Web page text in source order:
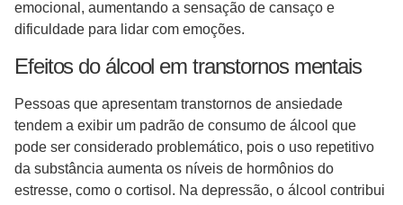
emocional, aumentando a sensação de cansaço e
dificuldade para lidar com emoções.
Efeitos do álcool em transtornos mentais
Pessoas que apresentam transtornos de ansiedade
tendem a exibir um padrão de consumo de álcool que
pode ser considerado problemático, pois o uso repetitivo
da substância aumenta os níveis de hormônios do
estresse, como o cortisol. Na depressão, o álcool contribui